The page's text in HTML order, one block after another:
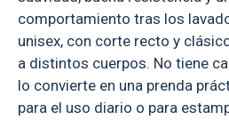
comportamiento tras los
unisex, con corte recto y
a distintos cuerpos. No tiene
lo convierte en una prenda
para el uso diario o para